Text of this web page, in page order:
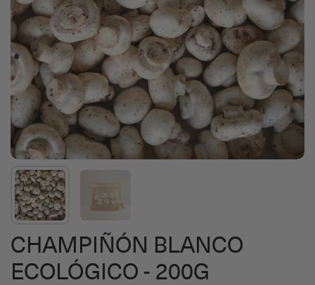
CHAMPIÑÓN BLANCO
ECOLÓGICO - 200G